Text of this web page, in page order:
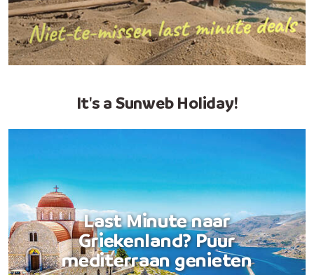
It's a Sunweb Holiday!
Last Minute naar
Griekenland? Puur
mediterraan genieten